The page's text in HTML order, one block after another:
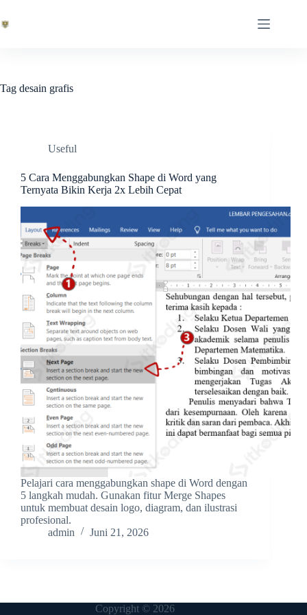
content
Tag desain grafis
Useful
5 Cara Menggabungkan Shape di Word yang
Ternyata Bikin Kerja 2x Lebih Cepat
Pelajari cara menggabungkan shape di Word dengan
5 langkah mudah. Gunakan fitur Merge Shapes
untuk membuat desain logo, diagram, dan ilustrasi
profesional.
admin
Juni 21, 2026
Copyright © 2026